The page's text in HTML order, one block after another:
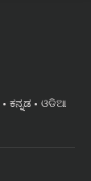
ಕನ್ನಡ
ଓଡିଆ